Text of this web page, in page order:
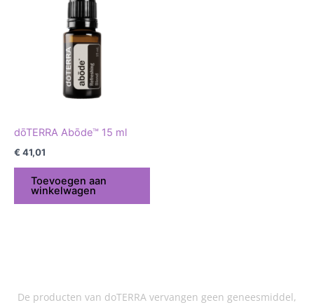
dōTERRA Abōde™ 15 ml
€ 41,01
Toevoegen aan
winkelwagen
De producten van doTERRA vervangen geen geneesmiddel,